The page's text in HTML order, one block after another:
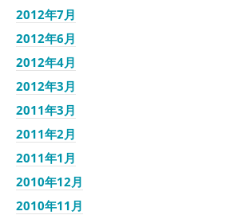
2012年7月
2012年6月
2012年4月
2012年3月
2011年3月
2011年2月
2011年1月
2010年12月
2010年11月